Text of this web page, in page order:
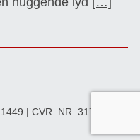
| CVR. NR. 31718570